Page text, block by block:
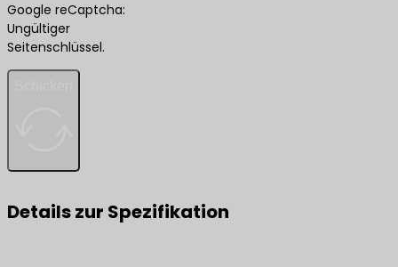
Google reCaptcha:
Ungültiger
Seitenschlüssel.
Details zur Spezifikation